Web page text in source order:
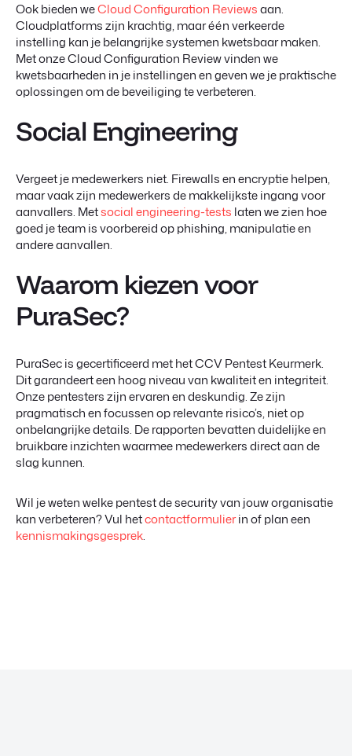
Ook bieden weCloud Configuration Reviewsaan.
Cloudplatforms zijn krachtig, maar één verkeerde
instelling kan je belangrijke systemen kwetsbaar maken.
Met onze Cloud Configuration Review vinden we
kwetsbaarheden in je instellingen en geven we je praktische
oplossingen om de beveiliging te verbeteren.
Social Engineering
Vergeet je medewerkers niet. Firewalls en encryptie helpen,
maar vaak zijn medewerkers de makkelijkste ingang voor
aanvallers. Metsocial engineering-tests laten we zien hoe
goed je team is voorbereid op phishing, manipulatie en
andere aanvallen.
Waarom kiezen voor
PuraSec?
PuraSec is gecertificeerd met het CCV Pentest Keurmerk.
Dit garandeert een hoog niveau van kwaliteit en integriteit.
Onze pentesters zijn ervaren en deskundig. Ze zijn
pragmatisch en focussen op relevante risico’s, niet op
onbelangrijke details. De rapporten bevatten duidelijke en
bruikbare inzichten waarmee medewerkers direct aan de
slag kunnen.
Wil je weten welke pentest de security van jouw organisatie
kan verbeteren? Vul hetcontactformulierin of plan een
kennismakingsgesprek.